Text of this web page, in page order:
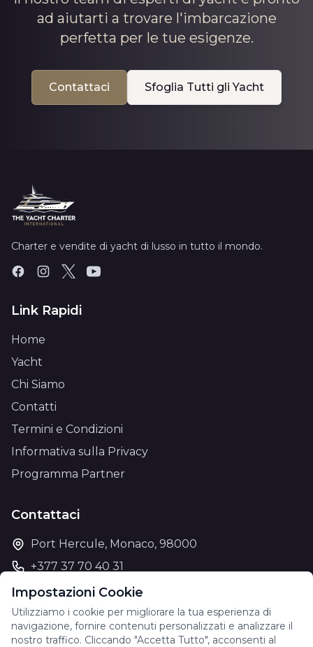
ad aiutarti a trovare l'imbarcazione
perfetta per le tue esigenze.
Contattaci Sfoglia Tutti gli Yacht
Impostazioni Cookie
Utilizziamo i cookie per migliorare la tua esperienza di
navigazione, fornire contenuti personalizzati e analizzare il
nostro traffico. Cliccando "Accetta Tutto", acconsenti al
Charter e vendite di yacht di lusso in tutto il mondo.
Link Rapidi
Home
Yacht
Chi Siamo
Contatti
Termini e Condizioni
Informativa sulla Privacy
Programma Partner
Contattaci
Port Hercule, Monaco, 98000
+377 37 70 40 31
support@theyachtcharter.com